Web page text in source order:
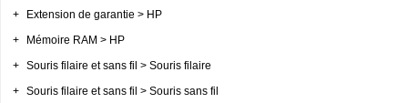
+
Extension de garantie > HP
+
Mémoire RAM > HP
+ Souris filaire et sans fil > Souris filaire
+ Souris filaire et sans fil > Souris sans fil